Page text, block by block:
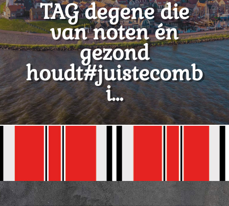
TAG degene die
van noten én
gezond
houdt#juistecomb
i…